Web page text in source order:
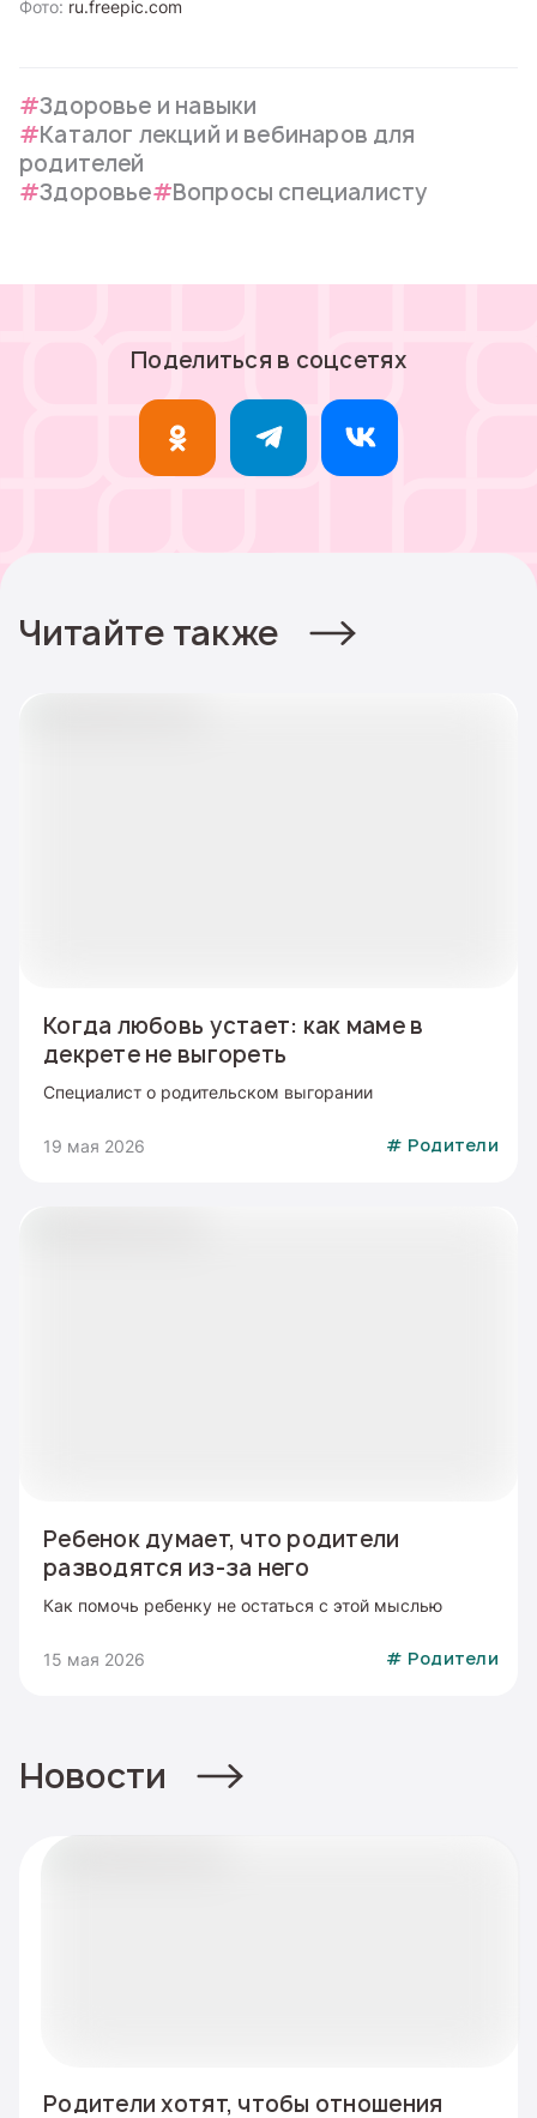
Фото: ru.freepic.com
Здоровье и навыки
Каталог лекций и вебинаров для
родителей
Здоровье
Вопросы специалисту
Поделиться в соцсетях
Читайте также
Когда любовь устает: как маме в
декрете не выгореть
Специалист о родительском выгорании
19 мая 2026 # Родители
Ребенок думает, что родители
разводятся из-за него
Как помочь ребенку не остаться с этой мыслью
15 мая 2026 # Родители
Новости
Родители хотят, чтобы отношения